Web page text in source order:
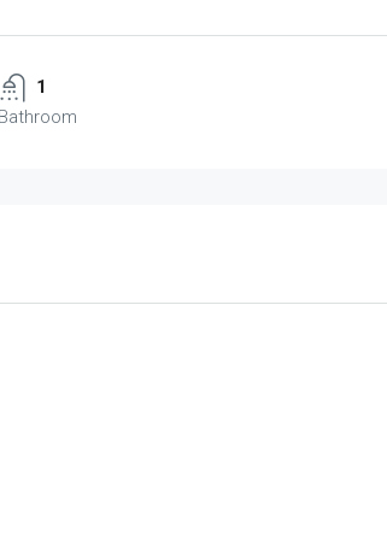
1
Bathroom